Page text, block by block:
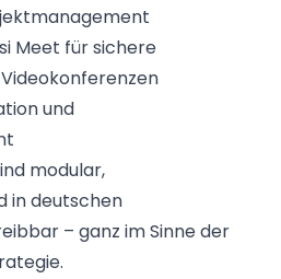
Meet für sichere
und
modular,
in deutschen
– ganz im Sinne der